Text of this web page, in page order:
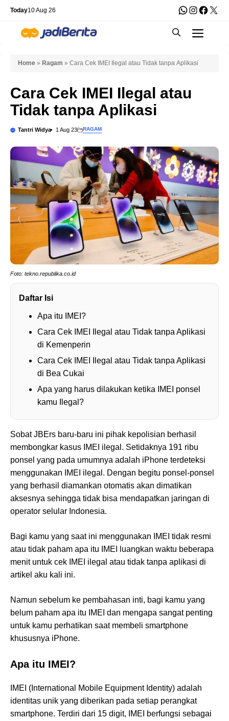
Skip
content
Today10 Aug 26 WhatsApp
X
Home » Ragam » Cara Cek IMEI Ilegal atau Tidak tanpa Aplikasi
Cara Cek IMEI Ilegal atau
Tidak tanpa Aplikasi
Tantri Widya 1 Aug 23 RAGAM
Foto: tekno.republika.co.id
Daftar Isi
Apa itu IMEI?
Cara Cek IMEI Ilegal atau Tidak tanpa Aplikasi
di Kemenperin
Cara Cek IMEI Ilegal atau Tidak tanpa Aplikasi
di Bea Cukai
Apa yang harus dilakukan ketika IMEI ponsel
kamu Ilegal?
Sobat JBErs baru-baru ini pihak kepolisian berhasil
membongkar kasus IMEI ilegal. Setidaknya 191 ribu
ponsel yang pada umumnya adalah iPhone terdeteksi
menggunakan IMEI ilegal. Dengan begitu ponsel-ponsel
yang berhasil diamankan otomatis akan dimatikan
aksesnya sehingga tidak bisa mendapatkan jaringan di
operator selular Indonesia.
Bagi kamu yang saat ini menggunakan IMEI tidak resmi
atau tidak paham apa itu IMEI luangkan waktu beberapa
menit untuk cek IMEI ilegal atau tidak tanpa aplikasi di
artikel aku kali ini.
Namun sebelum ke pembahasan inti, bagi kamu yang
belum paham apa itu IMEI dan mengapa sangat penting
untuk kamu perhatikan saat membeli smartphone
khususnya iPhone.
Apa itu IMEI?
IMEI (International Mobile Equipment Identity) adalah
identitas unik yang diberikan pada setiap perangkat
smartphone. Terdiri dari 15 digit, IMEI berfungsi sebagai